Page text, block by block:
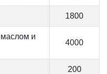
1800
маслом и
4000
200